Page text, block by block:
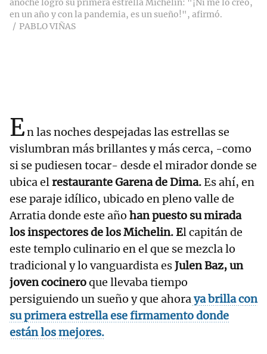
anoche logró su primera estrella Michelin: "¡Ni me lo creo,
en un año y con la pandemia, es un sueño!", afirmó.
PABLO VIÑAS
En las noches despejadas las estrellas se
vislumbran más brillantes y más cerca, -como
si se pudiesen tocar- desde el mirador donde se
ubica elrestaurante Garena de Dima.Es ahí, en
ese paraje idílico, ubicado en pleno valle de
Arratia donde este año han puesto su mirada
los inspectores de los Michelin. El capitán de
este templo culinario en el que se mezcla lo
tradicional y lo vanguardista esJulen Baz, un
joven cocineroque llevaba tiempo
persiguiendo un sueño y que ahoraya brilla con
su primera estrella ese firmamento donde
están los mejores.